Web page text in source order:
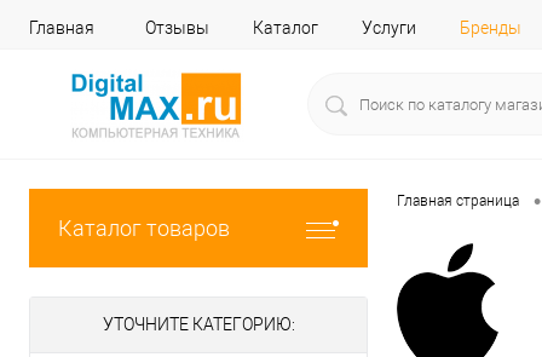
Главная Отзывы Каталог Услуги Бренды
Каталог товаров
УТОЧНИТЕ КАТЕГОРИЮ:
Главная страница •